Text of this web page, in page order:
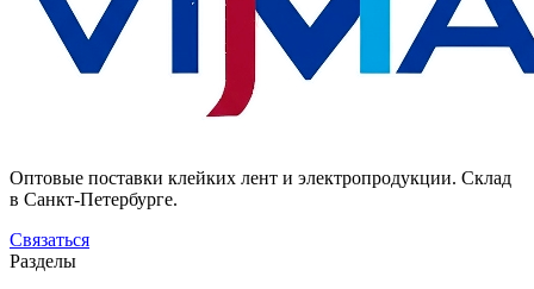
Оптовые поставки клейких лент и электропродукции. Склад
в Санкт-Петербурге.
Связаться
Разделы